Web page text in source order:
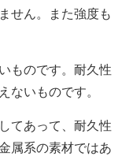
せん。また強度も
ものです。耐久性
ないものです。
てあって、耐久性
属系の素材ではあ